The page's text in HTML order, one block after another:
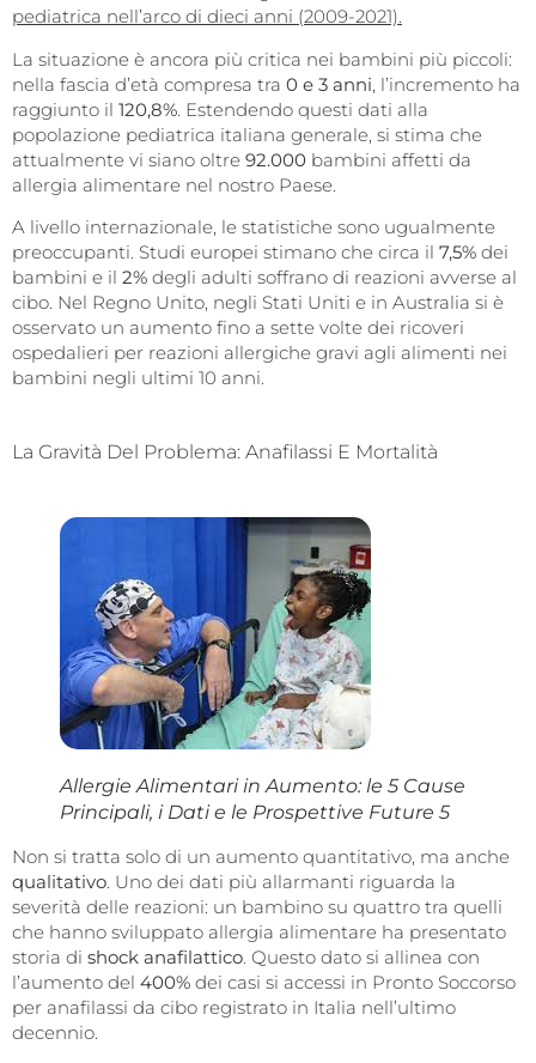
pediatrica nell’arco di dieci anni (2009-2021).
La situazione è ancora più critica nei bambini più piccoli:
nella fascia d’età compresa tra 0 e 3 anni , l’incremento ha
raggiunto il 120,8% . Estendendo questi dati alla
popolazione pediatrica italiana generale, si stima che
attualmente vi siano oltre 92.000 bambini affetti da
allergia alimentare nel nostro Paese.
A livello internazionale, le statistiche sono ugualmente
preoccupanti. Studi europei stimano che circa il 7,5% dei
bambini e il 2% degli adulti soffrano di reazioni avverse al
cibo. Nel Regno Unito, negli Stati Uniti e in Australia si è
osservato un aumento fino a sette volte dei ricoveri
ospedalieri per reazioni allergiche gravi agli alimenti nei
bambini negli ultimi 10 anni.
La Gravità Del Problema: Anafilassi E Mortalità
Allergie Alimentari in Aumento: le 5 Cause
Principali, i Dati e le Prospettive Future 5
Non si tratta solo di un aumento quantitativo, ma anche
qualitativo. Uno dei dati più allarmanti riguarda la
severità delle reazioni: un bambino su quattro tra quelli
che hanno sviluppato allergia alimentare ha presentato
storia di shock anafilattico. Questo dato si allinea con
l’aumento del 400% dei casi si accessi in Pronto Soccorso
per anafilassi da cibo registrato in Italia nell’ultimo
decennio.